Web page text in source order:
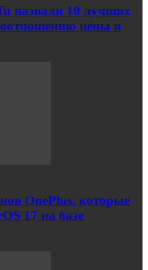
назвали 10 лучших
цены и
OnePlus, которые
17 на базе